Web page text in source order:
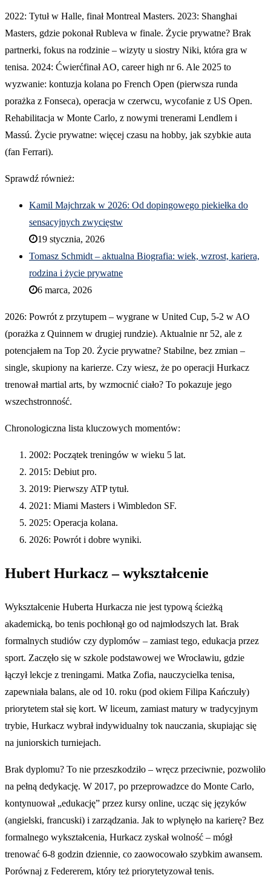
2022: Tytuł w Halle, finał Montreal Masters. 2023: Shanghai
Masters, gdzie pokonał Rubleva w finale. Życie prywatne? Brak
partnerki, fokus na rodzinie – wizyty u siostry Niki, która gra w
tenisa. 2024: Ćwierćfinał AO, career high nr 6. Ale 2025 to
wyzwanie: kontuzja kolana po French Open (pierwsza runda
porażka z Fonseca), operacja w czerwcu, wycofanie z US Open.
Rehabilitacja w Monte Carlo, z nowymi trenerami Lendlem i
Massú. Życie prywatne: więcej czasu na hobby, jak szybkie auta
(fan Ferrari).
Sprawdź również:
Kamil Majchrzak w 2026: Od dopingowego piekiełka do
sensacyjnych zwycięstw
19 stycznia, 2026
Tomasz Schmidt – aktualna Biografia: wiek, wzrost, kariera,
rodzina i życie prywatne
6 marca, 2026
2026: Powrót z przytupem – wygrane w United Cup, 5-2 w AO
(porażka z Quinnem w drugiej rundzie). Aktualnie nr 52, ale z
potencjałem na Top 20. Życie prywatne? Stabilne, bez zmian –
single, skupiony na karierze. Czy wiesz, że po operacji Hurkacz
trenował martial arts, by wzmocnić ciało? To pokazuje jego
wszechstronność.
Chronologiczna lista kluczowych momentów:
2002: Początek treningów w wieku 5 lat.
2015: Debiut pro.
2019: Pierwszy ATP tytuł.
2021: Miami Masters i Wimbledon SF.
2025: Operacja kolana.
2026: Powrót i dobre wyniki.
Hubert Hurkacz – wykształcenie
Wykształcenie Huberta Hurkacza nie jest typową ścieżką
akademicką, bo tenis pochłonął go od najmłodszych lat. Brak
formalnych studiów czy dyplomów – zamiast tego, edukacja przez
sport. Zaczęło się w szkole podstawowej we Wrocławiu, gdzie
łączył lekcje z treningami. Matka Zofia, nauczycielka tenisa,
zapewniała balans, ale od 10. roku (pod okiem Filipa Kańczuły)
priorytetem stał się kort. W liceum, zamiast matury w tradycyjnym
trybie, Hurkacz wybrał indywidualny tok nauczania, skupiając się
na juniorskich turniejach.
Brak dyplomu? To nie przeszkodziło – wręcz przeciwnie, pozwoliło
na pełną dedykację. W 2017, po przeprowadzce do Monte Carlo,
kontynuował „edukację” przez kursy online, ucząc się języków
(angielski, francuski) i zarządzania. Jak to wpłynęło na karierę? Bez
formalnego wykształcenia, Hurkacz zyskał wolność – mógł
trenować 6-8 godzin dziennie, co zaowocowało szybkim awansem.
Porównaj z Federerem, który też priorytetyzował tenis.